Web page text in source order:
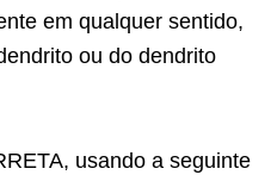
em qualquer sentido,
ou do dendrito
usando a seguinte